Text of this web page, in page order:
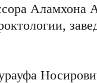
Аламхона